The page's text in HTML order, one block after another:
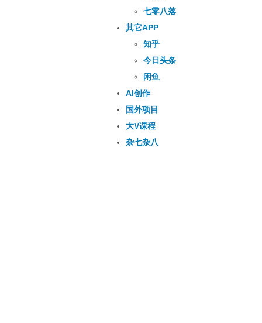
七零八落
其它APP
知乎
今日头条
闲鱼
AI创作
国外项目
大V课程
杂七杂八